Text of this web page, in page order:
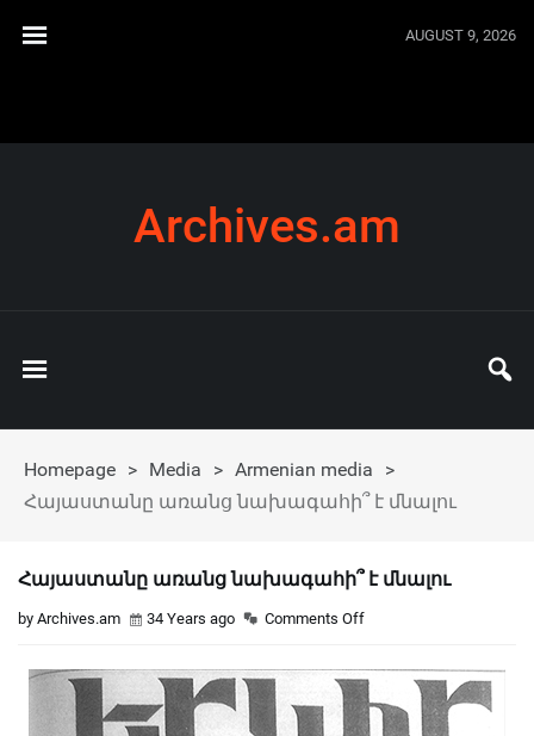
AUGUST 9, 2026
Archives.am
Homepage > Media > Armenian media
>
Հայաստանը առանց նախագահի՞ է մնալու
Հայաստանը առանց նախագահի՞ է մնալու
by Archives.am 34 Years ago Comments Off